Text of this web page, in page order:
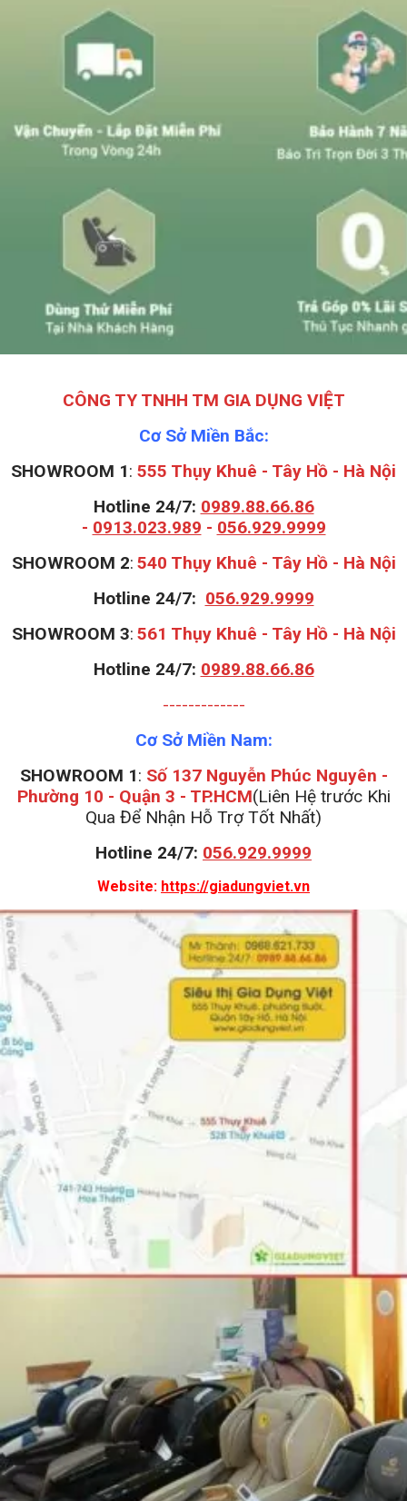
CÔNG TY TNHH TM GIA DỤNG VIỆT
Cơ Sở Miền Bắc:
SHOWROOM 1: 555 Thụy Khuê - Tây Hồ - Hà Nội
Hotline 24/7: 0989.88.66.86
- 0913.023.989 - 056.929.9999
SHOWROOM 2: 540 Thụy Khuê - Tây Hồ - Hà Nội
Hotline 24/7: 056.929.9999
SHOWROOM 3: 561 Thụy Khuê - Tây Hồ - Hà Nội
Hotline 24/7: 0989.88.66.86
-------------
Cơ Sở Miền Nam:
SHOWROOM 1: Số 137 Nguyễn Phúc Nguyên -
Phường 10 - Quận 3 - TP.HCM(Liên Hệ trước Khi
Qua Để Nhận Hỗ Trợ Tốt Nhất)
Hotline 24/7: 056.929.9999
Website: https://giadungviet.vn